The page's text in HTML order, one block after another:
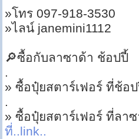
»โทร 097-918-3530
»ไลน์ janemini1112
🔎ซื้อกับลาซาด้า ช้อปปี้
.
» ซื้อปุ๋ยสตาร์เฟอร์ ที่ช้อ
.
» ซื้อปุ๋ยสตาร์เฟอร์ ที่ลา
ที่..link..